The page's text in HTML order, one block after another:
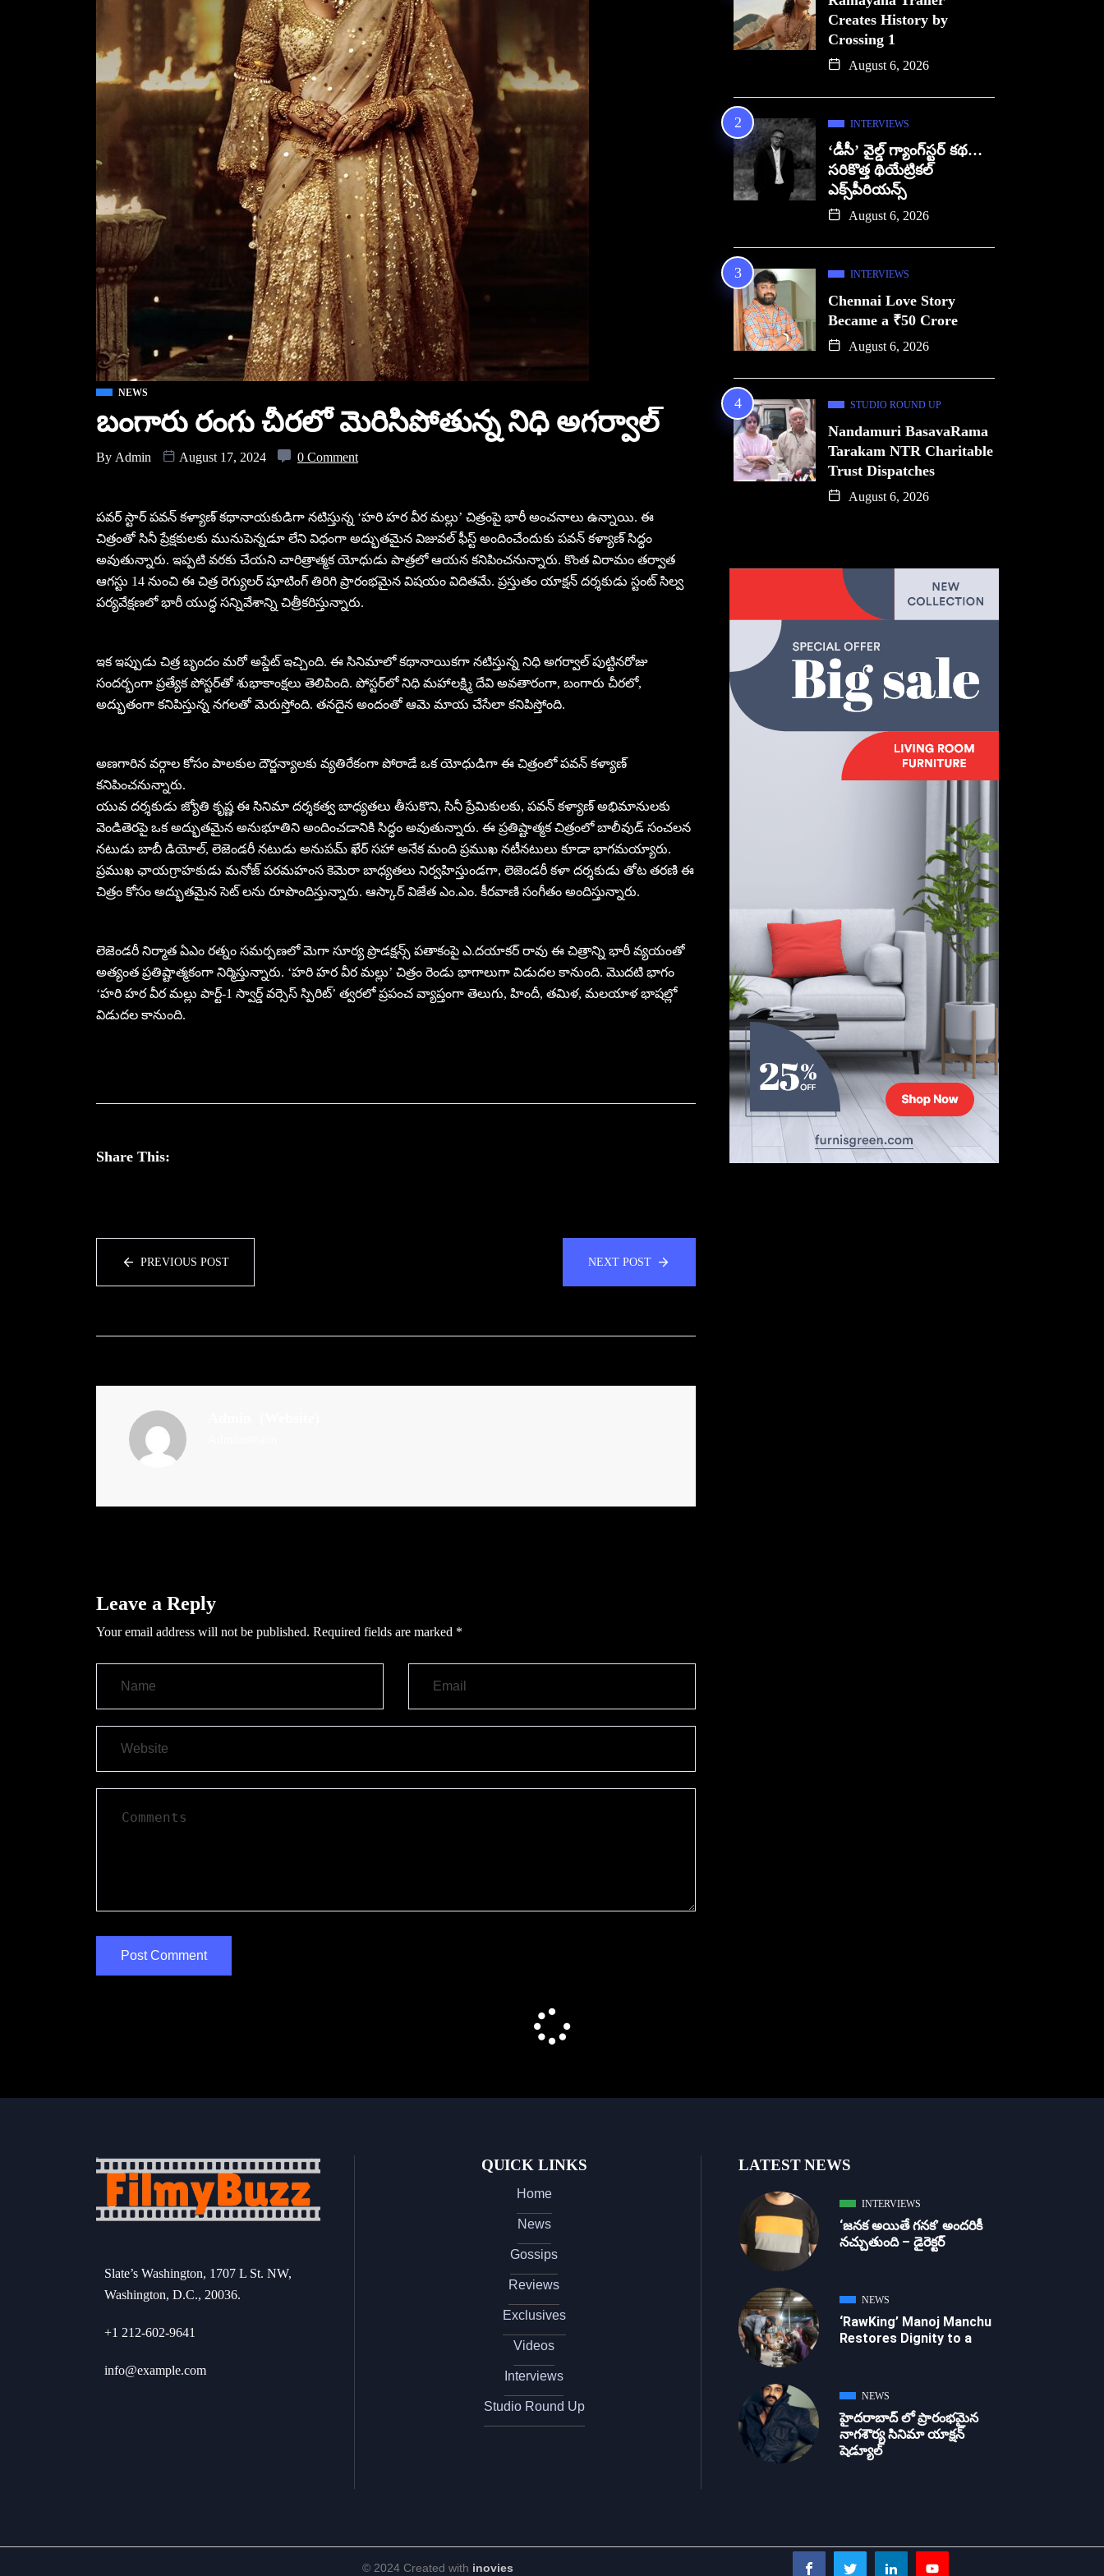
NEWS
బంగారు రంగు చీరలో మెరిసిపోతున్న నిధి అగర్వాల్
By Admin August 17, 2024 0 Comment
పవర్ స్టార్ పవన్ కళ్యాణ్ కథానాయకుడిగా నటిస్తున్న ‘హరి హర వీర మల్లు’ చిత్రంపై భారీ అంచనాలు ఉన్నాయి. ఈ
చిత్రంతో సినీ ప్రేక్షకులకు మునుపెన్నడూ లేని విధంగా అద్భుతమైన విజువల్ ఫీస్ట్ అందించేందుకు పవన్ కళ్యాణ్ సిద్ధం
అవుతున్నారు. ఇప్పటి వరకు చేయని చారిత్రాత్మక యోధుడు పాత్రలో ఆయన కనిపించనున్నారు. కొంత విరామం తర్వాత
ఆగస్టు 14 నుంచి ఈ చిత్ర రెగ్యులర్ షూటింగ్ తిరిగి ప్రారంభమైన విషయం విదితమే. ప్రస్తుతం యాక్షన్ దర్శకుడు స్టంట్ సిల్వ
పర్యవేక్షణలో భారీ యుద్ధ సన్నివేశాన్ని చిత్రీకరిస్తున్నారు.
ఇక ఇప్పుడు చిత్ర బృందం మరో అప్డేట్ ఇచ్చింది. ఈ సినిమాలో కథానాయికగా నటిస్తున్న నిధి అగర్వాల్ పుట్టినరోజు
సందర్భంగా ప్రత్యేక పోస్టర్‌తో శుభాకాంక్షలు తెలిపింది. పోస్టర్‌లో నిధి మహాలక్ష్మి దేవి అవతారంగా, బంగారు చీరలో,
అద్భుతంగా కనిపిస్తున్న నగలతో మెరుస్తోంది. తనదైన అందంతో ఆమె మాయ చేసేలా కనిపిస్తోంది.
అణగారిన వర్గాల కోసం పాలకుల దౌర్జన్యాలకు వ్యతిరేకంగా పోరాడే ఒక యోధుడిగా ఈ చిత్రంలో పవన్ కళ్యాణ్
కనిపించనున్నారు.
యువ దర్శకుడు జ్యోతి కృష్ణ ఈ సినిమా దర్శకత్వ బాధ్యతలు తీసుకొని, సినీ ప్రేమికులకు, పవన్ కళ్యాణ్ అభిమానులకు
వెండితెరపై ఒక అద్భుతమైన అనుభూతిని అందించడానికి సిద్ధం అవుతున్నారు. ఈ ప్రతిష్టాత్మక చిత్రంలో బాలీవుడ్ సంచలన
నటుడు బాబీ డియోల్, లెజెండరీ నటుడు అనుపమ్ ఖేర్ సహా అనేక మంది ప్రముఖ నటీనటులు కూడా భాగమయ్యారు.
ప్రముఖ ఛాయగ్రాహకుడు మనోజ్ పరమహంస కెమెరా బాధ్యతలు నిర్వహిస్తుండగా, లెజెండరీ కళా దర్శకుడు తోట తరణి ఈ
చిత్రం కోసం అద్భుతమైన సెట్ లను రూపొందిస్తున్నారు. ఆస్కార్ విజేత ఎం.ఎం. కీరవాణి సంగీతం అందిస్తున్నారు.
లెజెండరీ నిర్మాత ఏఎం రత్నం సమర్పణలో మెగా సూర్య ప్రొడక్షన్స్ పతాకంపై ఎ.దయాకర్ రావు ఈ చిత్రాన్ని భారీ వ్యయంతో
అత్యంత ప్రతిష్టాత్మకంగా నిర్మిస్తున్నారు. ‘హరి హర వీర మల్లు’ చిత్రం రెండు భాగాలుగా విడుదల కానుంది. మొదటి భాగం
‘హరి హర వీర మల్లు పార్ట్-1 స్వార్డ్ వర్సెస్ స్పిరిట్’ త్వరలో ప్రపంచ వ్యాప్తంగా తెలుగు, హిందీ, తమిళ, మలయాళ భాషల్లో
విడుదల కానుంది.
Share This:
PREVIOUS POST NEXT POST
Leave a Reply
Your email address will not be published. Required fields are marked *
Creates History by
Crossing 1
August 6, 2026
INTERVIEWS
‘డీసీ’ వైల్డ్ గ్యాంగ్‌స్టర్ కథ…
సరికొత్త థియేట్రికల్
ఎక్స్‌పీరియన్స్
August 6, 2026
INTERVIEWS
Chennai Love Story
Became a ₹50 Crore
August 6, 2026
STUDIO ROUND UP
Nandamuri BasavaRama
Tarakam NTR Charitable
Trust Dispatches
August 6, 2026
Slate’s Washington, 1707 L St. NW,
Washington, D.C., 20036.
+1 212-602-9641
info@example.com
QUICK LINKS
Home
News
Gossips
Reviews
Exclusives
Videos
Interviews
Studio Round Up
LATEST NEWS
INTERVIEWS
‘జ‌న‌క అయితే గ‌న‌క‌’ అందరికీ
నచ్చుతుంది – డైరెక్ట‌ర్
NEWS
‘RawKing’ Manoj Manchu
Restores Dignity to a
NEWS
హైదరాబాద్ లో ప్రారంభమైన
నాగశౌర్య సినిమా యాక్షన్
షెడ్యూల్
© 2024 Created with inovies